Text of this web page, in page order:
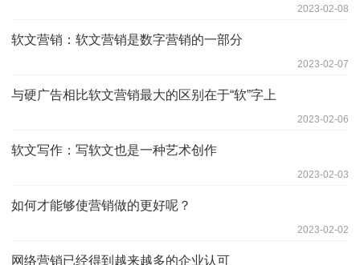
2023-02-08
软文营销：软文营销是数字营销的一部分
2023-02-07
与硬广告相比软文营销最大的区别在于“软”字上
2023-02-06
软文写作：写软文也是一种艺术创作
2023-02-03
如何才能够使营销做的更好呢？
2023-02-02
网络营销已经得到越来越多的企业认可